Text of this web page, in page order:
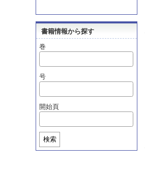
書籍情報から探す
巻
号
開始頁
検索